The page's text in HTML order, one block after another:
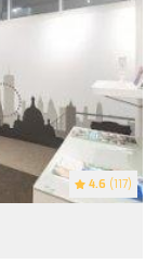
4.6 (117)